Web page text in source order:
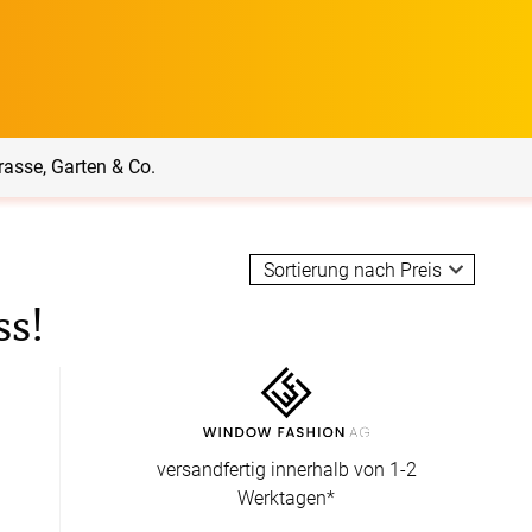
Balkon Sichtschutz
Service
Messanleitung
Montageanleitung
Garten & Co.
versandfertig innerhalb von 1-2
Werktagen*